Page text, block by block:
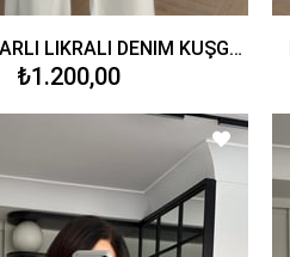
SIRT FERMUARLI LİKRALI DENİM KUŞGÖZÜ DETAYLI KORSE BLUZ LACİVERT
₺1.200,00